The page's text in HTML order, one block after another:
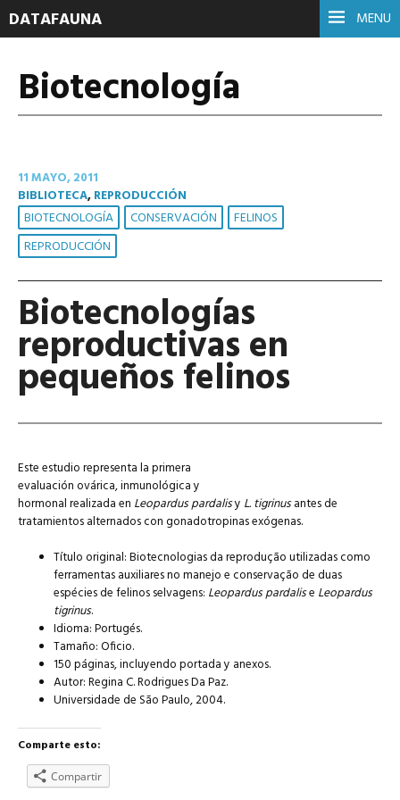
MENU
DATAFAUNA
Biotecnología
11 MAYO, 2011
BIBLIOTECA,REPRODUCCIÓN
BIOTECNOLOGÍA CONSERVACIÓN
FELINOS
REPRODUCCIÓN
Biotecnologías
reproductivas en
pequeños felinos
Este estudio representa la primera
evaluación ovárica, inmunológica y
hormonal realizada en Leopardus pardalisy L. tigrinusantes de
tratamientos alternados con gonadotropinas exógenas.
Título original: Biotecnologias da reprodução utilizadas como
ferramentas auxiliares no manejo e conservação de duas
espécies de felinos selvagens: Leopardus pardalise Leopardus
tigrinus.
Idioma: Portugés.
Tamaño: Oficio.
150 páginas, incluyendo portada y anexos.
Autor: Regina C. Rodrigues Da Paz.
Universidade de São Paulo, 2004.
Comparte esto:
Compartir